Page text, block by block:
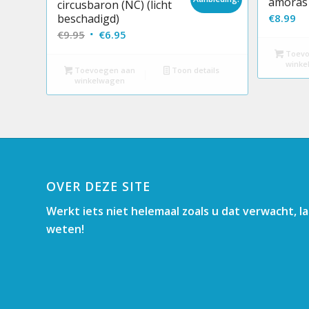
circusbaron (NC) (licht
beschadigd)
€9.95 Oorspronkelijke
was:
€9.95.
€6.95
is:
Toevoegen aan
winkelwagen
Toon details
€8.99
OVER DEZE SITE
Werkt iets niet helemaal zoals u dat verwacht,
weten!